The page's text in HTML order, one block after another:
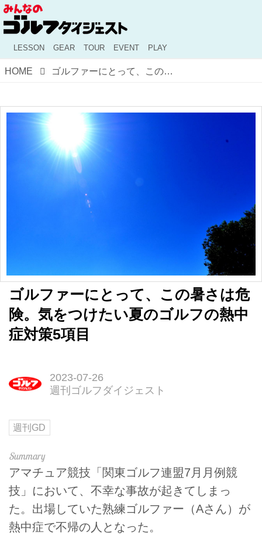
LESSON GEAR TOUR EVENT PLAY
HOME ゴルファーにとって、この暑さは危険。気をつけたい夏のゴルフの熱中症対策5項目
ゴルファーにとって、この暑さは危
険。気をつけたい夏のゴルフの熱中
症対策5項目
2023-07-26
週刊ゴルフダイジェスト
週刊GD
アマチュア競技「関東ゴルフ連盟7月月例競
技」において、不幸な事故が起きてしまっ
た。出場していた熟練ゴルファー（Aさん）が
熱中症で不帰の人となった。